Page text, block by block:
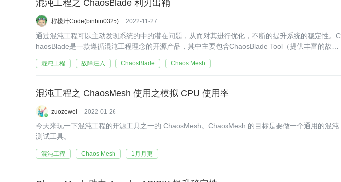
混沌工程之 ChaosBlade 利刃出鞘
柠檬汁Code(binbin0325) 2022-11-27
通过混沌工程可以主动发现系统的中的潜在问题，从而对其进行优化，不断的提升系统的稳定性。C
haosBlade是一款遵循混沌工程理念的开源产品，其中主要包含ChaosBlade Tool（提供丰富的故障
混沌工程 故障注入 ChaosBlade Chaos Mesh
混沌工程之 ChaosMesh 使用之模拟 CPU 使用率
zuozewei 2022-01-26
今天来玩一下混沌工程的开源工具之一的 ChaosMesh。ChaosMesh 的目标是要做一个通用的混沌
测试工具。
混沌工程 Chaos Mesh 1月月更